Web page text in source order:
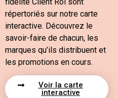
répertoriés sur notre carte
interactive. Découvrez le
savoir-faire de chacun, les
marques qu’ils distribuent et
les promotions en cours.
Voir la carte
interactive